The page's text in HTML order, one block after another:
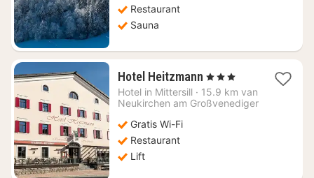
Restaurant
Sauna
Hotel Heitzmann 1
nacht
vanaf
, 3 Sterren
Hotel in Mittersill · 15.9 km van
Neukirchen am Großvenediger
Gratis Wi-Fi
Restaurant
Lift